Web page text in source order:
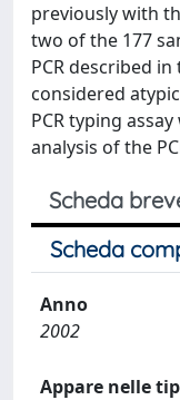
previously with
two of the 177
PCR described
considered
PCR typing
analysis of the
Scheda
Scheda
Anno
2002
Appare nelle